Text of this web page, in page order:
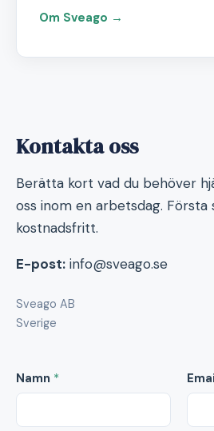
Om Sveago →
Kontakta oss
Berätta kort vad du behöver
oss inom en arbetsdag.
kostnadsfritt.
E-post: info@sveago.se
Sveago AB
Sverige
Namn *